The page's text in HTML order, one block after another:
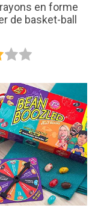
en forme
de basket-ball